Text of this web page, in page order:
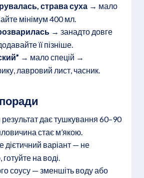
страва суха → мало
мінімум 400 мл.
→ занадто довге
її пізніше.
→ мало спецій →
лавровий лист, часник.
дає тушкування 60–90
стає м’якою.
дієтичний варіант — не
на воді.
соусу — зменшіть воду або